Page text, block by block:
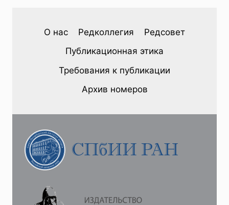
О нас Редколлегия
Редсовет
Публикационная этика
Требования к публикации
Архив номеров